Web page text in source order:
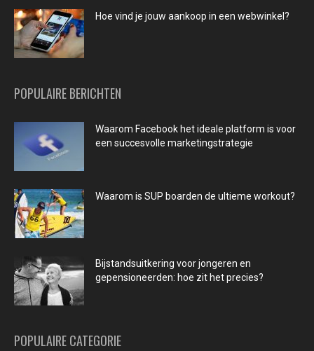
Hoe vind je jouw aankoop in een webwinkel?
POPULAIRE BERICHTEN
Waarom Facebook het ideale platform is voor
een succesvolle marketingstrategie
Waarom is SUP boarden de ultieme workout?
Bijstandsuitkering voor jongeren en
gepensioneerden: hoe zit het precies?
POPULAIRE CATEGORIE